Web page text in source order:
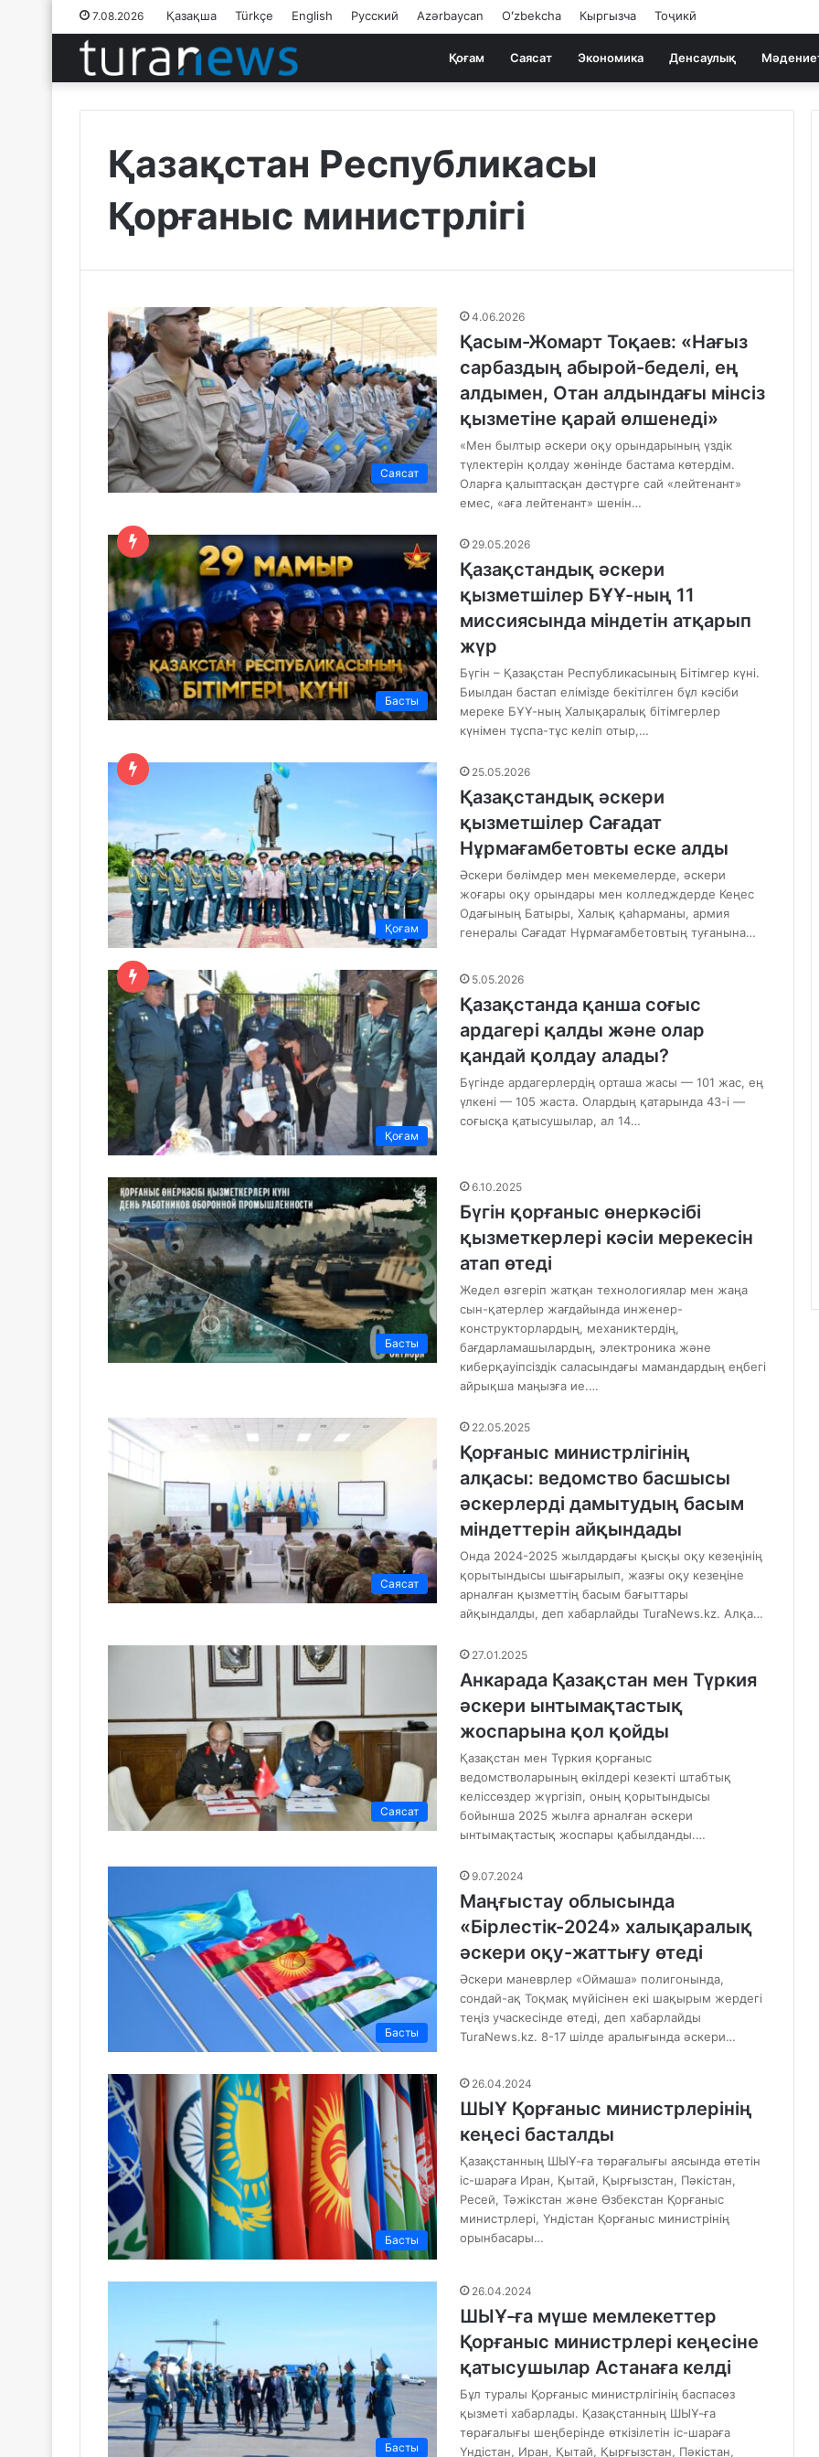
7.08.2026 Қазақша Türkçe English Русский Azərbaycan Oʻzbekcha Кыргызча Тоҷикӣ
Қоғам Саясат Экономика Денсаулық
Қазақстан Республикасы
Қорғаныс министрлігі
Саясат
4.06.2026
Қасым-Жомарт Тоқаев: «Нағыз
сарбаздың абырой-беделі, ең
алдымен, Отан алдындағы мінсіз
қызметіне қарай өлшенеді»
«Мен былтыр әскери оқу орындарының үздік
түлектерін қолдау жөнінде бастама көтердім.
Оларға қалыптасқан дәстүрге сай «лейтенант»
емес, «аға лейтенант» шенін…
Басты
29.05.2026
Қазақстандық әскери
қызметшілер БҰҰ-ның 11
миссиясында міндетін атқарып
жүр
Бүгін – Қазақстан Республикасының Бітімгер күні.
Биылдан бастап елімізде бекітілген бұл кәсіби
мереке БҰҰ-ның Халықаралық бітімгерлер
күнімен тұспа-тұс келіп отыр,…
Қоғам
25.05.2026
Қазақстандық әскери
қызметшілер Сағадат
Нұрмағамбетовты еске алды
Әскери бөлімдер мен мекемелерде, әскери
жоғары оқу орындары мен колледждерде Кеңес
Одағының Батыры, Халық қаһарманы, армия
генералы Сағадат Нұрмағамбетовтың туғанына…
Қоғам
5.05.2026
Қазақстанда қанша соғыс
ардагері қалды және олар
қандай қолдау алады?
Бүгінде ардагерлердің орташа жасы — 101 жас, ең
үлкені — 105 жаста. Олардың қатарында 43-і —
соғысқа қатысушылар, ал 14…
Басты
6.10.2025
Бүгін қорғаныс өнеркәсібі
қызметкерлері кәсіи мерекесін
атап өтеді
Жедел өзгеріп жатқан технологиялар мен жаңа
сын-қатерлер жағдайында инженер-
конструкторлардың, механиктердің,
бағдарламашылардың, электроника және
киберқауіпсіздік саласындағы мамандардың еңбегі
айрықша маңызға ие.…
Саясат
22.05.2025
Қорғаныс министрлігінің
алқасы: ведомство басшысы
әскерлерді дамытудың басым
міндеттерін айқындады
Онда 2024-2025 жылдардағы қысқы оқу кезеңінің
қорытындысы шығарылып, жазғы оқу кезеңіне
арналған қызметтің басым бағыттары
айқындалды, деп хабарлайды TuraNews.kz. Алқа…
Саясат
27.01.2025
Анкарада Қазақстан мен Түркия
әскери ынтымақтастық
жоспарына қол қойды
Қазақстан мен Түркия қорғаныс
ведомстволарының өкілдері кезекті штабтық
келіссөздер жүргізіп, оның қорытындысы
бойынша 2025 жылға арналған әскери
ынтымақтастық жоспары қабылданды.…
Басты
9.07.2024
Маңғыстау облысында
«Бірлестік-2024» халықаралық
әскери оқу-жаттығу өтеді
Әскери маневрлер «Оймаша» полигонында,
сондай-ақ Тоқмақ мүйісінен екі шақырым жердегі
теңіз учаскесінде өтеді, деп хабарлайды
TuraNews.kz. 8-17 шілде аралығында әскери…
Басты
26.04.2024
ШЫҰ Қорғаныс министрлерінің
кеңесі басталды
Қазақстанның ШЫҰ-ға төрағалығы аясында өтетін
іс-шараға Иран, Қытай, Қырғызстан, Пәкістан,
Ресей, Тәжікстан және Өзбекстан Қорғаныс
министрлері, Үндістан Қорғаныс министрінің
орынбасары…
Басты
26.04.2024
ШЫҰ-ға мүше мемлекеттер
Қорғаныс министрлері кеңесіне
қатысушылар Астанаға келді
Бұл туралы Қорғаныс министрлігінің баспасөз
қызметі хабарлады. Қазақстанның ШЫҰ-ға
төрағалығы шеңберінде өткізілетін іс-шараға
Үндістан, Иран, Қытай, Қырғызстан, Пәкістан,